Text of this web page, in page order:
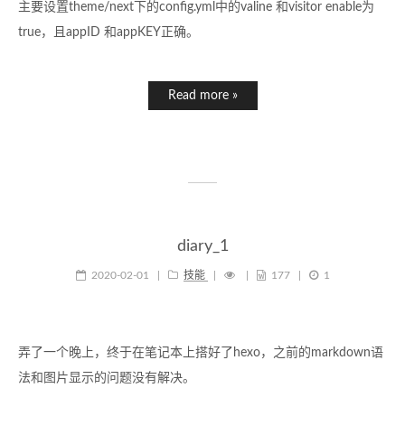
主要设置theme/next下的config.yml中的valine 和visitor enable为
true，且appID 和appKEY正确。
Read more »
diary_1
2020-02-01 技能 177 1
弄了一个晚上，终于在笔记本上搭好了hexo，之前的markdown语
法和图片显示的问题没有解决。